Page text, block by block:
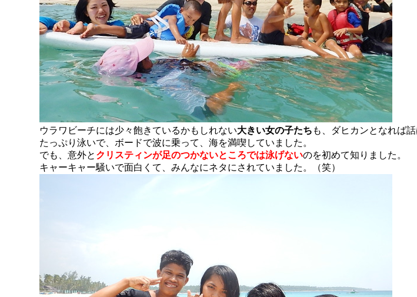
ウラワビーチには少々飽きているかもしれない大きい女の子たち も、ダヒカンとなれば話
たっぷり泳いで、ボードで波に乗って、海を満喫していました。
でも、意外と クリスティンが足のつかないところでは泳げないのを初めて知りました。
キャーキャー騒いで面白くて、みんなにネタにされていました。（笑）